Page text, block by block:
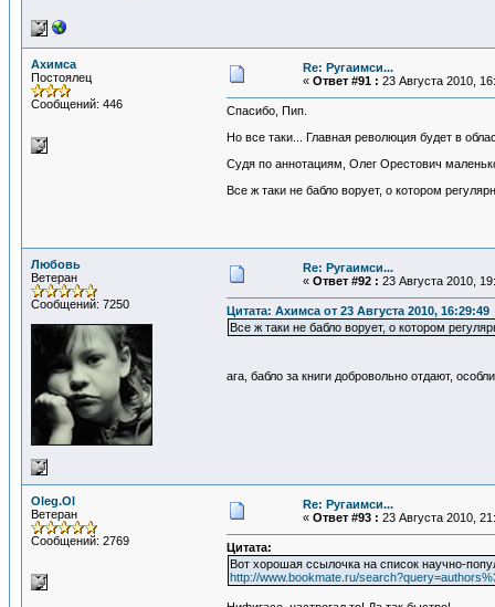
Ахимса
Постоялец
Сообщений: 446
Re: Ругаимси...
« Ответ #91 : 23 Августа 2010,
Спасибо, Пип.
Но все таки... Главная революция будет в
Судя по аннотациям, Олег Орестович
Все ж таки не бабло ворует, о котором
Любовь
Ветеран
Сообщений: 7250
Re: Ругаимси...
« Ответ #92 : 23 Августа 2010,
Цитата: Ахимса от 23 Августа 2010, 16:29:49
Все ж таки не бабло ворует, о котором
ага, бабло за книги добровольно отдают,
Oleg.Ol
Ветеран
Сообщений: 2769
Re: Ругаимси...
« Ответ #93 : 23 Августа 2010,
Цитата:
Вот хорошая ссылочка на список научно-
http://www.bookmate.ru/